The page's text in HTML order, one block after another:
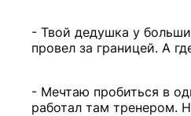
- Твой дедушка у
провел за границей. А
- Мечтаю пробиться в
работал там тренером.